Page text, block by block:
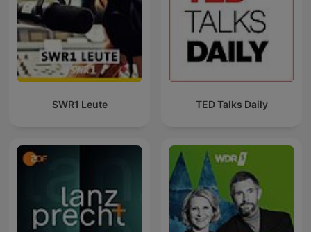
SWR1 Leute TED Talks Daily